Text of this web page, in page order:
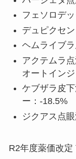
フェソロデ
デュピクセ
ヘムライブ
アクテムラ
オートイン
ケブザラ皮
ー：-18.5%
ジクアス点
R2年度薬価改定